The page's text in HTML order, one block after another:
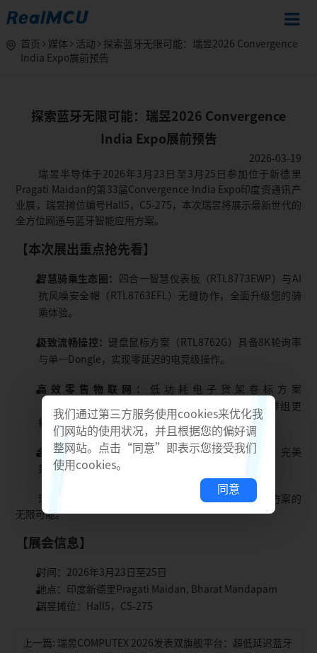
首页 媒体 活动
探索蓝牙无限可能：瑞昱2026 Convergence
India Expo展前预告
探索蓝牙无限可能：瑞昱2026 Convergence
India Expo展前预告
2026-03-19
瑞昱半导体于2026年3月23日至3月25日参加位于新德里
Pragati Maidan的第33届Convergence India Expo印度资通讯产
业展，瑞昱摊位编号Hall5，C5-275，本次瑞昱将展示最新世代的
全方位网通与蓝牙智能应用方案。
【本次展出重点抢先看】
智慧骑乘生态圈：
四合一智慧仪表板（RTL8773EWP）与AI
抗风噪安全帽（RTL8763EFL）无缝协作，全面升级您的骑
乘体验。
极致流畅操控： 键盘鼠标方案（RTL8762G）具备8K轮询率
与单一Dongle，实现零延迟的电竞级操作。
高效零售物联网： 低功耗电子货架卷标方案
（RTL8752H），支持高安全双向通信，秒速完成群组更
新。
全能穿戴核心： 高阶智能手表单芯片（RTL8783G），完美
兼顾高速Wi-Fi影音串流与极致续航。
瑞昱诚挚邀请您亲临现场，与我们一同探索蓝牙创新方案的
无限可能。
【展会信息】
时间：2026年3月23日至25日
地点：印度新德里Pragati Maidan, Bharat Mandapam
瑞昱摊位：Hall5，C5-275
上一篇: 瑞昱COMPUTEX 2026发表双旗舰平台：超低延迟蓝牙
我们通过第三方服务使用cookies来优化我
们网站的使用状况，并且根据您的偏好调
整网站。点击“同意”即表示您接受我们
使用cookies。
同意